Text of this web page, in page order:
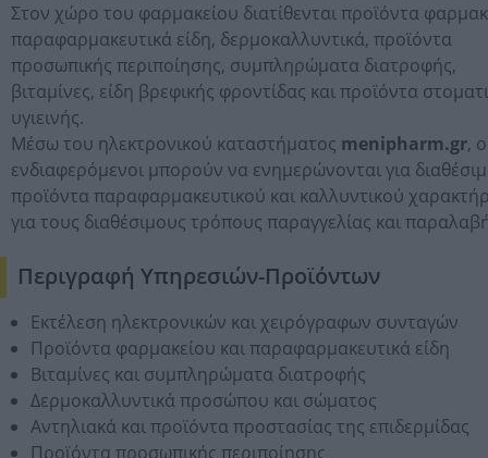
Στον χώρο του φαρμακείου διατίθενται προϊόντα
παραφαρμακευτικά είδη, δερμοκαλλυντικά, προϊόντα
προσωπικής περιποίησης, συμπληρώματα διατροφής,
βιταμίνες, είδη βρεφικής φροντίδας και προϊόντα
υγιεινής.
Μέσω του ηλεκτρονικού καταστήματος menipharm.gr,
ενδιαφερόμενοι μπορούν να ενημερώνονται για
προϊόντα παραφαρμακευτικού και καλλυντικού
για τους διαθέσιμους τρόπους παραγγελίας και
Περιγραφή Υπηρεσιών-Προϊόντων
Εκτέλεση ηλεκτρονικών και χειρόγραφων συνταγών
Προϊόντα φαρμακείου και παραφαρμακευτικά είδη
Βιταμίνες και συμπληρώματα διατροφής
Δερμοκαλλυντικά προσώπου και σώματος
Αντηλιακά και προϊόντα προστασίας της επιδερμίδας
Προϊόντα προσωπικής περιποίησης